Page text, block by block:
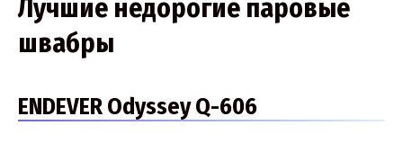
Лучшие недорогие паровые
швабры
ENDEVER Odyssey Q-606